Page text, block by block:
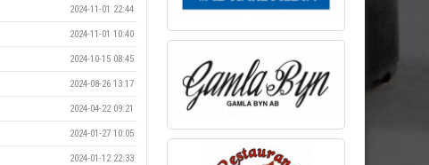
2024-11-01 22:44
2024-11-01 10:40
2024-10-15 08:45
2024-08-26 13:17
2024-04-22 09:21
2024-01-27 10:05
2024-01-12 22:33